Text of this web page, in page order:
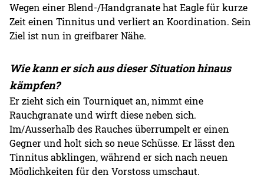
Wegen einer Blend-/Handgranate hat Eagle für kurze
Zeit einen Tinnitus und verliert an Koordination. Sein
Ziel ist nun in greifbarer Nähe.
Wie kann er sich aus dieser Situation hinaus
kämpfen?
Er zieht sich ein Tourniquet an, nimmt eine
Rauchgranate und wirft diese neben sich.
Im/Ausserhalb des Rauches überrumpelt er einen
Gegner und holt sich so neue Schüsse. Er lässt den
Tinnitus abklingen, während er sich nach neuen
Möglichkeiten für den Vorstoss umschaut.